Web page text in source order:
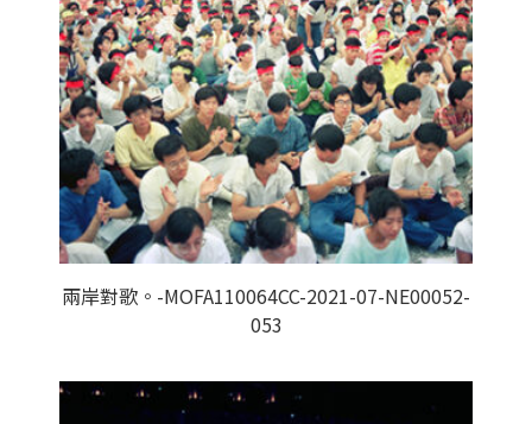
兩岸對歌。-MOFA110064CC-2021-07-NE00052-
053